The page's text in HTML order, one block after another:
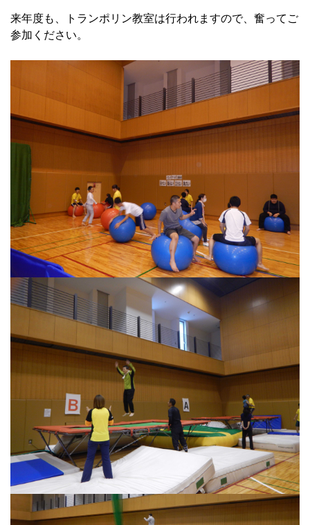
来年度も、トランポリン教室は行われますので、奮ってご
参加ください。